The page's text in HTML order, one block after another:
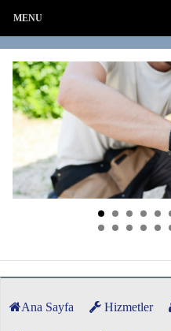
MENU
Ana Sayfa Hizmetler